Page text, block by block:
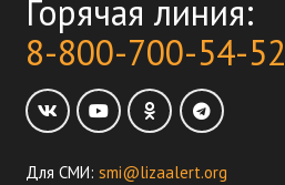
Горячая линия:
8-800-700-54-52
Для СМИ: smi@lizaalert.org